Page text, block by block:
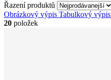
Řazení produktů
Obrázkový výpis Tabulkový výpis
20 položek